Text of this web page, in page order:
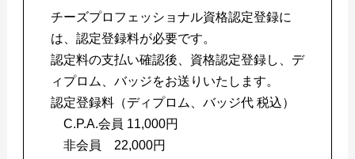
チーズプロフェッショナル資格認定登録に
は、認定登録料が必要です。
認定料の支払い確認後、資格認定登録し、デ
ィプロム、バッジをお送りいたします。
認定登録料（ディプロム、バッジ代 税込）
C.P.A.会員 11,000円
非会員 22,000円